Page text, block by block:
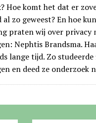
Hoe komt het dat er
zo geweest? En hoe
praten wij over
Nephtis Brandsma.
lange tijd. Zo
en deed ze onderzoek